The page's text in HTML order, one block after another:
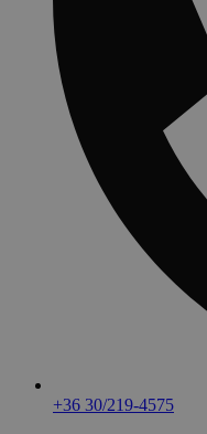
+36 30/219-4575